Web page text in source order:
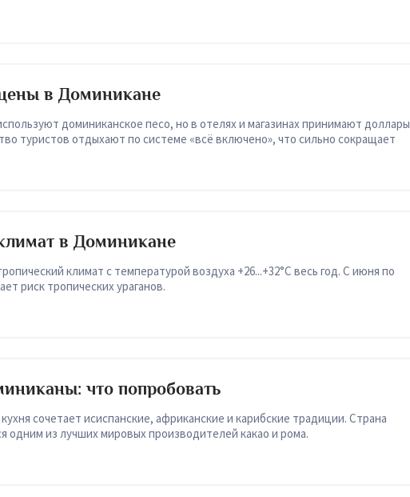
в Доминикане
доминиканское песо, но в отелях и магазинах принимают доллары
туристов отдыхают по системе «всё включено», что сильно сокращает
в Доминикане
климат с температурой воздуха +26...+32°C весь год. С июня по
риск тропических ураганов.
что попробовать
сочетает исиспанские, африканские и карибские традиции. Страна
одним из лучших мировых производителей какао и рома.